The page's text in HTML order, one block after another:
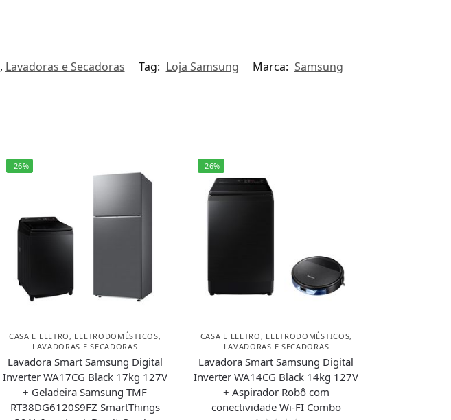
, Lavadoras e Secadoras Tag: Loja Samsung Marca: Samsung
-26%
CASA E ELETRO , ELETRODOMÉSTICOS,
LAVADORAS E SECADORAS
Lavadora Smart Samsung Digital
Inverter WA17CG Black 17kg 127V
+ Geladeira Samsung TMF
RT38DG6120S9FZ SmartThings
-26%
CASA E ELETRO , ELETRODOMÉSTICOS,
LAVADORAS E SECADORAS
Lavadora Smart Samsung Digital
Inverter WA14CG Black 14kg 127V
+ Aspirador Robô com
conectividade Wi-FI Combo